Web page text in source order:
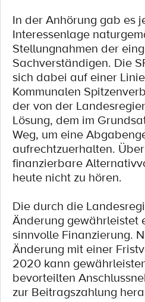
In der Anhörung gab es
Interessenlage
Stellungnahmen der
Sachverständigen. Die
sich dabei auf einer
Kommunalen
der von der
Lösung, dem im
Weg, um eine
aufrechtzuerhalten.
finanzierbare
heute nicht zu hören.
Die durch die
Änderung gewährleistet
sinnvolle Finanzierung.
Änderung mit einer
2020 kann
bevorteilten
zur Beitragszahlung